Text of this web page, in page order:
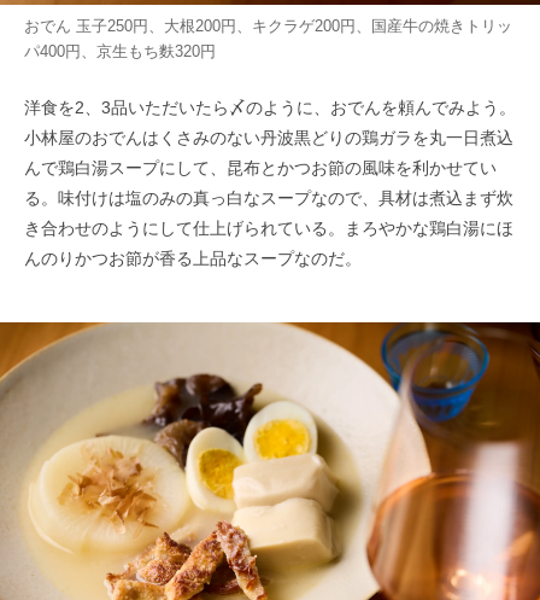
おでん 玉子250円、大根200円、キクラゲ200円、国産牛の焼きトリッ
パ400円、京生もち麩320円
洋食を2、3品いただいたら〆のように、おでんを頼んでみよう。
小林屋のおでんはくさみのない丹波黒どりの鶏ガラを丸一日煮込
んで鶏白湯スープにして、昆布とかつお節の風味を利かせてい
る。味付けは塩のみの真っ白なスープなので、具材は煮込まず炊
き合わせのようにして仕上げられている。まろやかな鶏白湯にほ
んのりかつお節が香る上品なスープなのだ。